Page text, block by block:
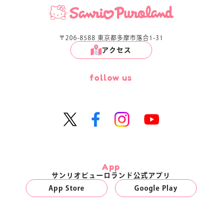
〒206-8588 東京都多摩市落合1-31
アクセス
follow us
App
サンリオピューロランド公式アプリ
App Store
Google Play